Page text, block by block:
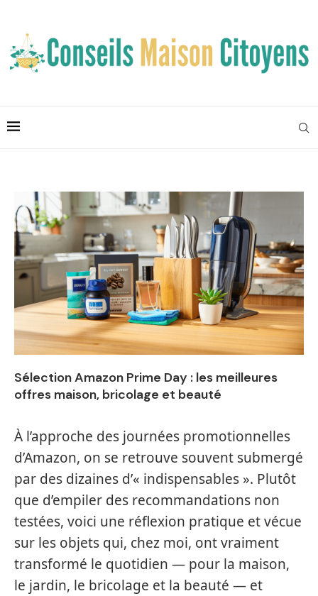
Sélection Amazon Prime Day : les meilleures
offres maison, bricolage et beauté
À l’approche des journées promotionnelles
d’Amazon, on se retrouve souvent submergé
par des dizaines d’« indispensables ». Plutôt
que d’empiler des recommandations non
testées, voici une réflexion pratique et vécue
sur les objets qui, chez moi, ont vraiment
transformé le quotidien — pour la maison,
le jardin, le bricolage et la beauté — et